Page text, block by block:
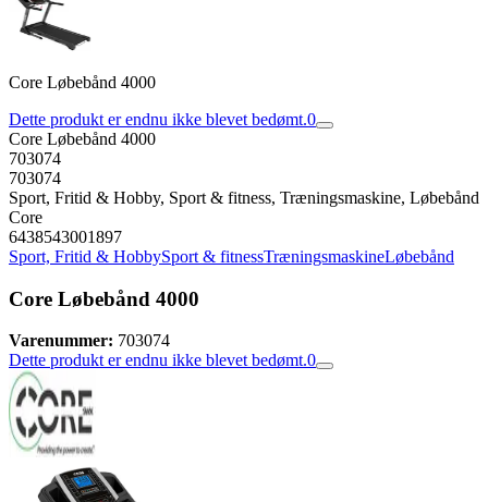
Core Løbebånd 4000
Dette produkt er endnu ikke blevet bedømt.0
Core Løbebånd 4000
703074
703074
Sport, Fritid & Hobby, Sport & fitness, Træningsmaskine, Løbebånd
Core
6438543001897
Sport, Fritid & HobbySport & fitnessTræningsmaskineLøbebånd
Core Løbebånd 4000
Varenummer: 703074
Dette produkt er endnu ikke blevet bedømt.0